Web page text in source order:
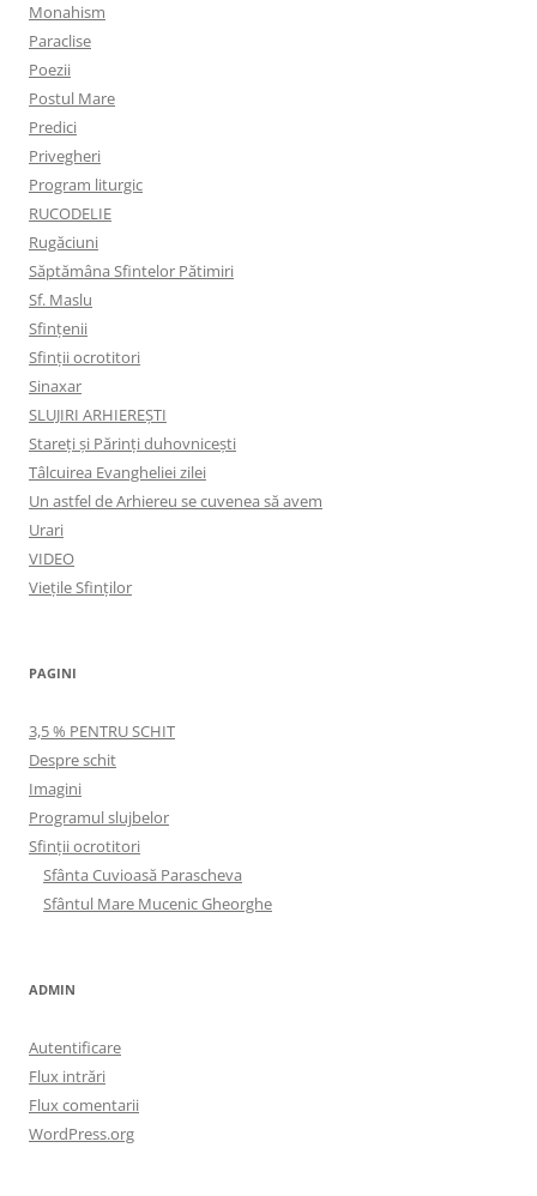
Monahism
Paraclise
Poezii
Postul Mare
Predici
Privegheri
Program liturgic
RUCODELIE
Rugăciuni
Săptămâna Sfintelor Pătimiri
Sf. Maslu
Sfințenii
Sfinții ocrotitori
Sinaxar
SLUJIRI ARHIEREȘTI
Stareți și Părinți duhovnicești
Tâlcuirea Evangheliei zilei
Un astfel de Arhiereu se cuvenea să avem
Urari
VIDEO
Viețile Sfinților
PAGINI
3,5 % PENTRU SCHIT
Despre schit
Imagini
Programul slujbelor
Sfinţii ocrotitori
Sfânta Cuvioasă Parascheva
Sfântul Mare Mucenic Gheorghe
ADMIN
Autentificare
Flux intrări
Flux comentarii
WordPress.org